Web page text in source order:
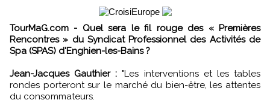
TourMaG.com - Quel sera le fil rouge des « Premières
Rencontres » du Syndicat Professionnel des Activités de
Spa (SPAS) d'Enghien-les-Bains ?
Jean-Jacques Gauthier : "Les interventions et les tables
rondes porteront sur le marché du bien-être, les attentes
du consommateurs.